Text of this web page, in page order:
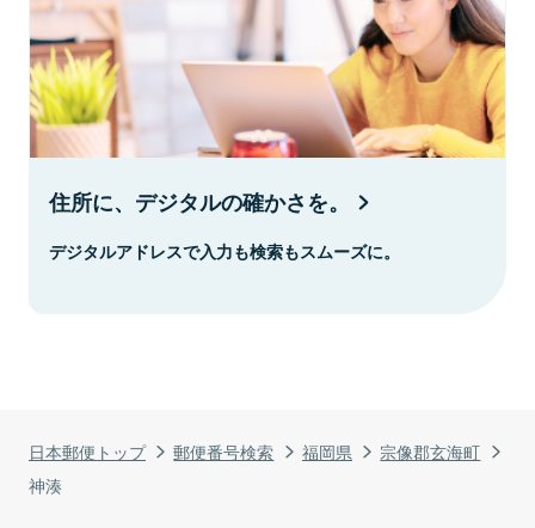
日本郵便トップ 郵便番号検索 福岡県
宗像郡玄海町
神湊
住所に、デジタルの確かさを。
デジタルアドレスで入力も検索もスムーズに。